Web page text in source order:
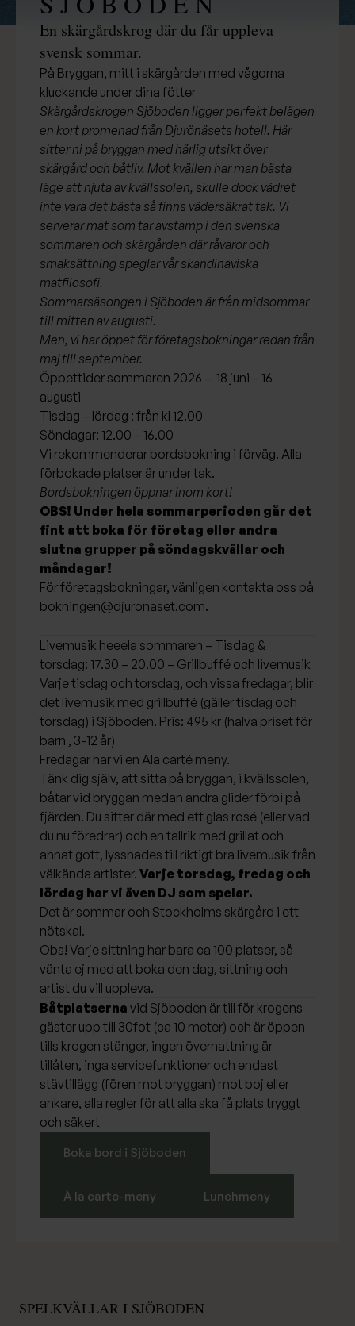
En skärgårdskrog där du får uppleva
svensk sommar.
På Bryggan, mitt i skärgården med vågorna
kluckande under dina fötter
Skärgårdskrogen Sjöboden ligger perfekt belägen
en kort promenad från Djurönäsets hotell. Här
sitter ni på bryggan med härlig utsikt över
skärgård och båtliv. Mot kvällen har man bästa
läge att njuta av kvällssolen, skulle dock vädret
inte vara det bästa så finns vädersäkrat tak. Vi
serverar mat som tar avstamp i den svenska
sommaren och skärgården där råvaror och
smaksättning speglar vår skandinaviska
matfilosofi.
Sommarsäsongen i Sjöboden är från midsommar
till mitten av augusti.
Men, vi har öppet för företagsbokningar redan från
maj till september.
Öppettider sommaren 2026 – 18 juni – 16
augusti
Tisdag – lördag : från kl 12.00
Söndagar: 12.00 – 16.00
Vi rekommenderar bordsbokning i förväg. Alla
förbokade platser är under tak.
Bordsbokningen öppnar inom kort!
OBS! Under hela sommarperioden går det
fint att boka för företag eller andra
slutna grupper på söndagskvällar och
måndagar!
För företagsbokningar, vänligen kontakta oss på
bokningen@djuronaset.com.
Livemusik heeela sommaren – Tisdag &
torsdag: 17.30 – 20.00 – Grillbuffé och livemusik
Varje tisdag och torsdag, och vissa fredagar, blir
det livemusik med grillbuffé (gäller tisdag och
torsdag) i Sjöboden. Pris: 495 kr (halva priset för
barn , 3-12 år)
Fredagar har vi en Ala carté meny.
Tänk dig själv, att sitta på bryggan, i kvällssolen,
båtar vid bryggan medan andra glider förbi på
fjärden. Du sitter där med ett glas rosé (eller vad
du nu föredrar) och en tallrik med grillat och
annat gott, lyssnades till riktigt bra livemusik från
välkända artister. Varje torsdag, fredag och
lördag har vi även DJ som spelar.
Det är sommar och Stockholms skärgård i ett
nötskal.
Obs! Varje sittning har bara ca 100 platser, så
vänta ej med att boka den dag, sittning och
artist du vill uppleva.
Båtplatserna vid Sjöboden är till för krogens
gäster upp till 30fot (ca 10 meter) och är öppen
tills krogen stänger, ingen övernattning är
tillåten, inga servicefunktioner och endast
stävtillägg (fören mot bryggan) mot boj eller
ankare, alla regler för att alla ska få plats tryggt
och säkert
Boka bord i Sjöboden
À la carte-meny Lunchmeny
SPELKVÄLLAR I SJÖBODEN